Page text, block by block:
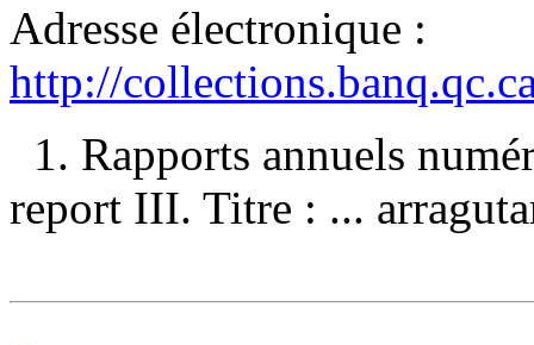
Adresse électronique :
http://
1. Rapports annuels
report III. Titre : ...